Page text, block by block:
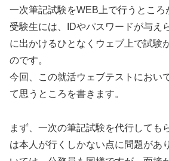
一次筆記試験をWEB上で行うところ
受験生には、IDやパスワードが与え
に出かけるひとなくウェブ上で試験
のです。
今回、この就活ウェブテストにおい
て思うところを書きます。
まず、一次の筆記試験を代行しても
は本人が行くしかない点に問題があ